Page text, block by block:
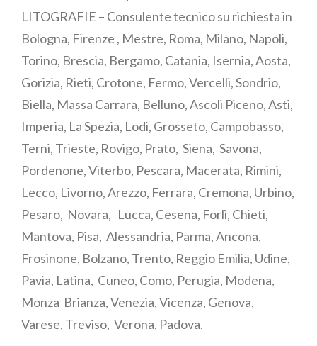
LITOGRAFIE – Consulente tecnico su richiesta in
Bologna, Firenze , Mestre, Roma, Milano, Napoli,
Torino, Brescia, Bergamo, Catania, Isernia, Aosta,
Gorizia, Rieti, Crotone, Fermo, Vercelli, Sondrio,
Biella, Massa Carrara, Belluno, Ascoli Piceno, Asti,
Imperia, La Spezia, Lodi, Grosseto, Campobasso,
Terni, Trieste, Rovigo, Prato, Siena, Savona,
Pordenone, Viterbo, Pescara, Macerata, Rimini,
Lecco, Livorno, Arezzo, Ferrara, Cremona, Urbino,
Pesaro, Novara, Lucca, Cesena, Forlì, Chieti,
Mantova, Pisa, Alessandria, Parma, Ancona,
Frosinone, Bolzano, Trento, Reggio Emilia, Udine,
Pavia, Latina, Cuneo, Como, Perugia, Modena,
Monza Brianza, Venezia, Vicenza, Genova,
Varese, Treviso, Verona, Padova.